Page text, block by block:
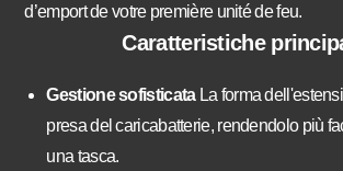
d’emport de votre première unité de feu.
Caratteristiche
Gestione sofisticata La forma
presa del caricabatterie, rendendolo più
una tasca.